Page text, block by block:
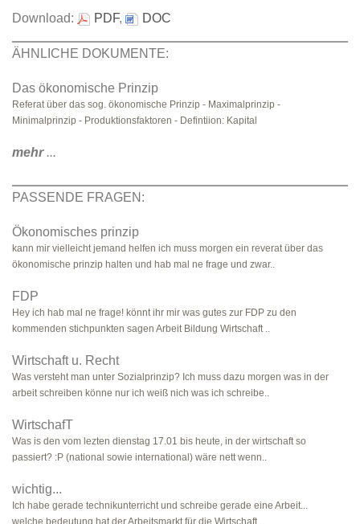
Download: PDF, DOC
ÄHNLICHE DOKUMENTE:
Das ökonomische Prinzip
Referat über das sog. ökonomische Prinzip - Maximalprinzip -
Minimalprinzip - Produktionsfaktoren - Defintiion: Kapital
mehr...
PASSENDE FRAGEN:
Ökonomisches prinzip
kann mir vielleicht jemand helfen ich muss morgen ein reverat über das
ökonomische prinzip halten und hab mal ne frage und zwar..
FDP
Hey ich hab mal ne frage! könnt ihr mir was gutes zur FDP zu den
kommenden stichpunkten sagen Arbeit Bildung Wirtschaft ..
Wirtschaft u. Recht
Was versteht man unter Sozialprinzip? Ich muss dazu morgen was in der
arbeit schreiben könne nur ich weiß nich was ich schreibe..
WirtschafT
Was is den vom lezten dienstag 17.01 bis heute, in der wirtschaft so
passiert? :P (national sowie international) wäre nett wenn..
wichtig...
Ich habe gerade technikunterricht und schreibe gerade eine Arbeit...
welche bedeutung hat der Arbeitsmarkt für die Wirtschaft ..